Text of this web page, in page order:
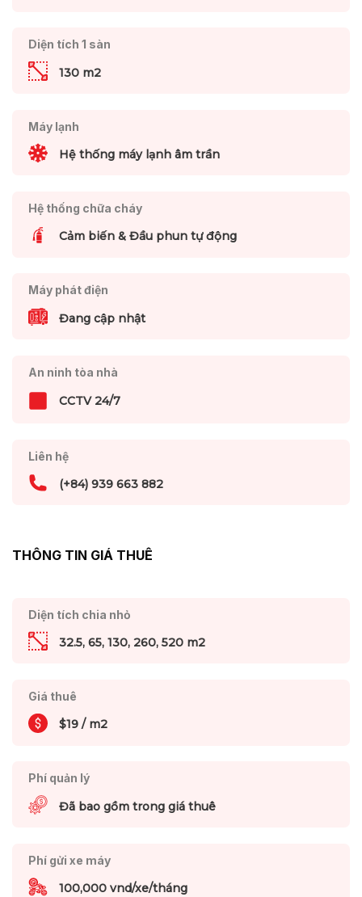
Diện tích 1 sàn
130 m2
Máy lạnh
Hệ thống máy lạnh âm trần
Hệ thống chữa cháy
Cảm biến & Đầu phun tự động
Máy phát điện
Đang cập nhật
An ninh tòa nhà
CCTV 24/7
Liên hệ
(+84) 939 663 882
THÔNG TIN GIÁ THUÊ
Diện tích chia nhỏ
32.5, 65, 130, 260, 520 m2
Giá thuê
$19 / m2
Phí quản lý
Đã bao gồm trong giá thuê
Phí gửi xe máy
100,000 vnd/xe/tháng